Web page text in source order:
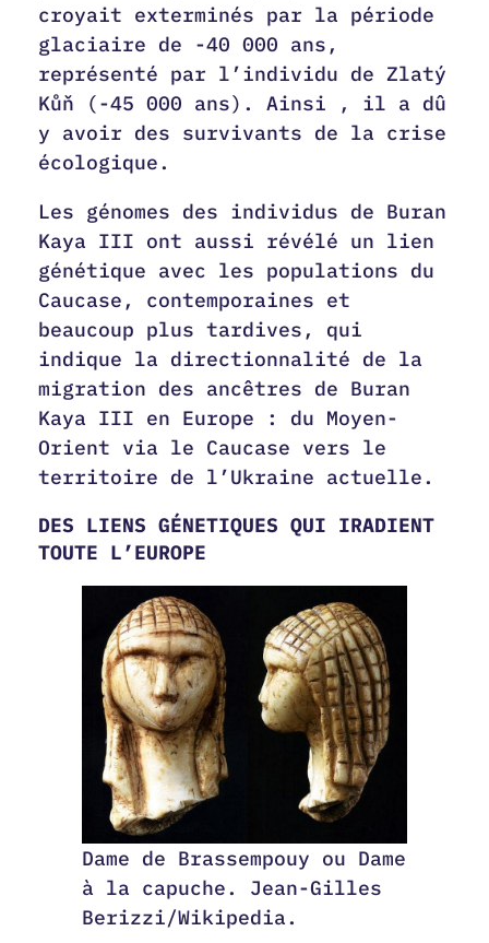
croyait exterminés par la période
glaciaire de -40 000 ans,
représenté par l’individu de Zlatý
Kůň (-45 000 ans). Ainsi , il a dû
y avoir des survivants de la crise
écologique.
Les génomes des individus de Buran
Kaya III ont aussi révélé un lien
génétique avec les populations du
Caucase, contemporaines et
beaucoup plus tardives, qui
indique la directionnalité de la
migration des ancêtres de Buran
Kaya III en Europe : du Moyen-
Orient via le Caucase vers le
territoire de l’Ukraine actuelle.
DES LIENS GÉNETIQUES QUI IRADIENT
TOUTE L’EUROPE
Dame de Brassempouy ou Dame
à la capuche. Jean-Gilles
Berizzi/Wikipedia.